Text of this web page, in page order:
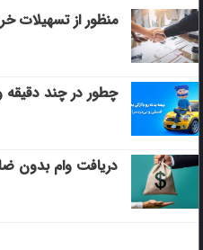
منظور از تسهیلات
چطور در چند دقیقه
دریافت وام بدون